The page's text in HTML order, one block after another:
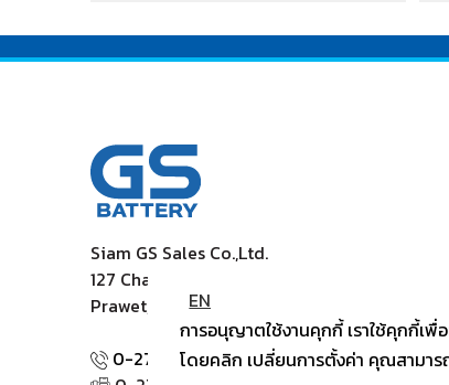
EN
การอนุญาตใช้งานคุกกี้ เราใช้คุกกี้เ
โดยคลิก เปลี่ยนการตั้งค่า คุณสามาร
Siam GS Sales Co.,Ltd.
127 Chaleamprakiet Rama9 Rd., Dokmai
Prawet, Bangkok 10250
0-2726-8054,0-2726-8070